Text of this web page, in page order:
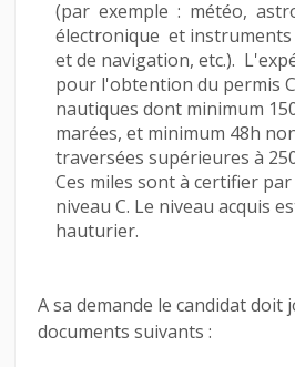
(par exemple : météo,
électronique et instruments
et de navigation, etc.).
pour l'obtention du permis
nautiques dont minimum
marées, et minimum 48h
traversées supérieures à
Ces miles sont à certifier
niveau C. Le niveau acquis
hauturier.
A sa demande le candidat doit
documents suivants :